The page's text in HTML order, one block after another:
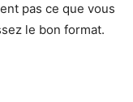
pas ce que vous
le bon format.